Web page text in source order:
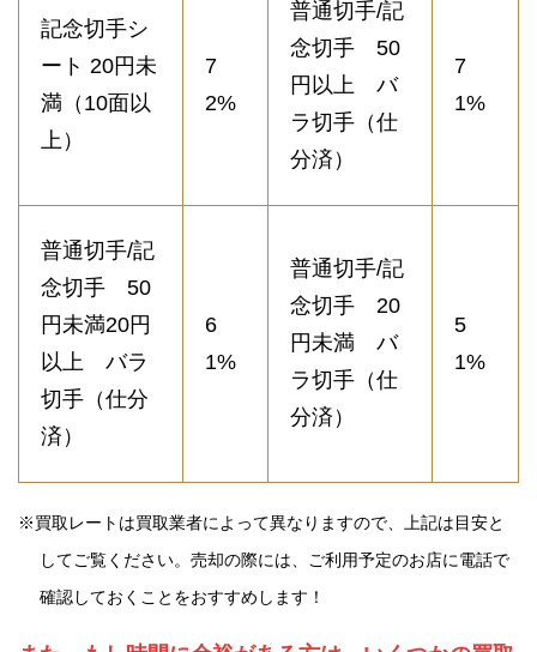
記念切手シ
ート 20円未
満（10面以
上）
7
2%
普通切手/記
念切手 50
円以上 バ
ラ切手（仕
分済）
7
1%
普通切手/記
念切手 50
円未満20円
以上 バラ
切手（仕分
済）
6
1%
普通切手/記
念切手 20
円未満 バ
ラ切手（仕
分済）
5
1%
※買取レートは買取業者によって異なりますので、上記は目安と
してご覧ください。売却の際には、ご利用予定のお店に電話で
確認しておくことをおすすめします！